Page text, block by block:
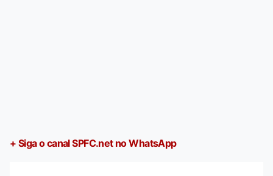
+ Siga o canal SPFC.net no WhatsApp